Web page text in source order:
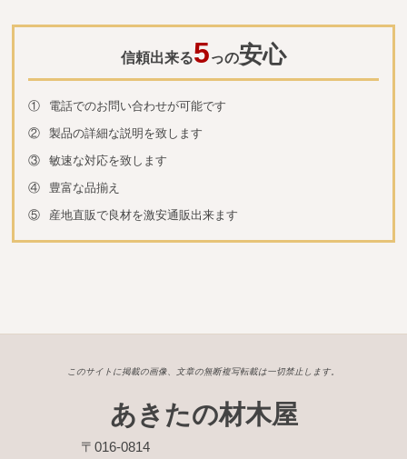
信頼出来る5っの安心
①
電話でのお問い合わせが可能です
②
製品の詳細な説明を致します
③
敏速な対応を致します
④
豊富な品揃え
⑤
産地直販で良材を激安通販出来ます
このサイトに掲載の画像、文章の無断複写転載は一切禁止します。
あきたの材木屋
〒016-0814